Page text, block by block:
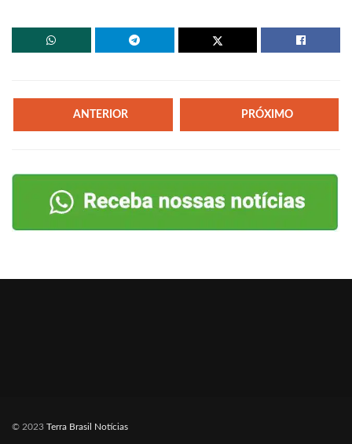
ANTERIOR PRÓXIMO
© 2023 Terra Brasil Notícias